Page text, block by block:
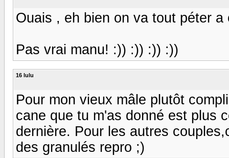
Ouais , eh bien on va tout péter
Pas vrai manu! :)) :)) :)) :))
16 lulu
Pour mon vieux mâle plutôt
cane que tu m'as donné est plus
dernière. Pour les autres
des granulés repro ;)